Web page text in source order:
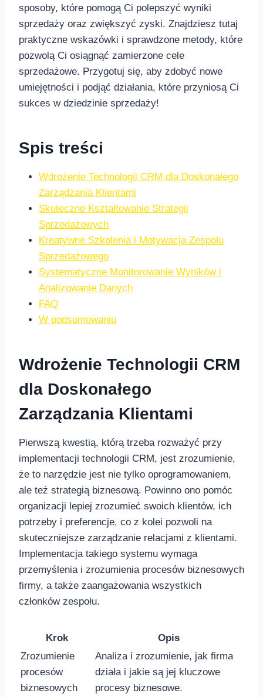
sposoby,‍ które ​pomogą Ci​ polepszyć wyniki
sprzedaży​ oraz zwiększyć zyski. Znajdziesz ​tutaj
praktyczne wskazówki ‌i⁢ sprawdzone metody, które
​pozwolą Ci osiągnąć ​zamierzone cele
sprzedażowe. ‍Przygotuj się, aby zdobyć nowe
umiejętności i podjąć działania, które przyniosą Ci⁢
sukces w dziedzinie ‌sprzedaży!
Spis treści
Wdrożenie Technologii CRM dla Doskonałego
‍Zarządzania Klientami
Skuteczne Kształtowanie Strategii
Sprzedażowych
Kreatywne Szkolenia i Motywacja ⁢Zespołu
Sprzedażowego
Systematyczne Monitorowanie Wyników i
Analizowanie Danych
FAQ
W podsumowaniu
Wdrożenie Technologii CRM​
dla Doskonałego
Zarządzania⁢ Klientami
Pierwszą kwestią, którą ⁤trzeba rozważyć⁢ przy ​
implementacji ​technologii CRM, jest⁣ zrozumienie,
że to narzędzie jest nie ​tylko ​oprogramowaniem,
ale też strategią biznesową.‌ Powinno ‌ono‌ pomóc
organizacji lepiej zrozumieć swoich ⁤klientów, ich‍
potrzeby i preferencje, ‌co‍ z⁣ kolei pozwoli‌ na
skuteczniejsze zarządzanie relacjami z klientami.​
Implementacja ‍takiego systemu ​wymaga
przemyślenia i zrozumienia procesów​ biznesowych⁣
firmy, ⁢a ​także ⁢zaangażowania wszystkich
członków zespołu.
Krok
Opis
Zrozumienie⁤
procesów
biznesowych
Analiza i zrozumienie,​ jak firma
działa i ‍jakie są​ jej kluczowe
procesy biznesowe.